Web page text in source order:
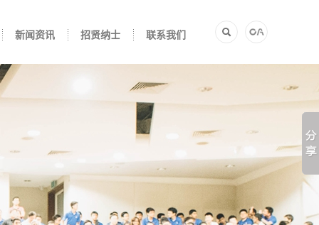
新闻资讯 招贤纳士 联系我们